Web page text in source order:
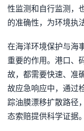
性监测和自行监测，
的准确性，为环境执
在海洋环境保护与海
重要的作用。港口、
故，都需要快速、准
故应急响应中，通过
踪油膜漂移扩散路径
态索赔提供科学证据。